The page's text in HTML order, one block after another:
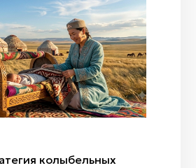
(собачий хвост)
(глаз верблюжонка)
(волчьи уши)
(пестрый паук)
(змея),
(дерево-цветок)
(роза)
Ракушка каури
колыбельных